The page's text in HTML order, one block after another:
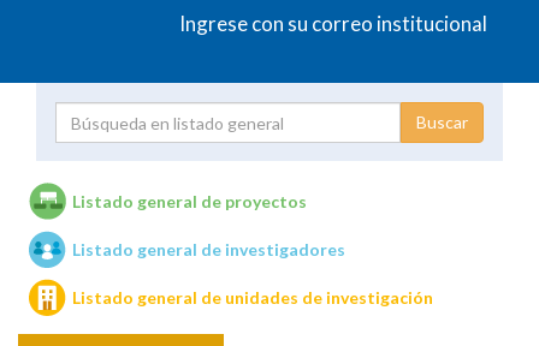
Ingrese con su correo institucional
Unidades de investigación
Listado general de proyectos
Listado general de investigadores
Listado general de unidades de investigación